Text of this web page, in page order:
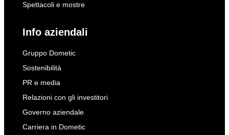
Spettacoli e mostre
Info aziendali
Gruppo Dometic
Sostenibilità
PR e media
Relazioni con gli investitori
Governo aziendale
Carriera in Dometic